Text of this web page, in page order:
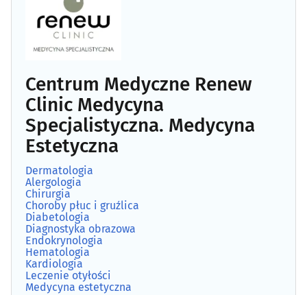
Ambulatoria (8)
Angiologia(5)
Apteki (92)
Audiologia(5)
Chirurgia(47)
Chirurgia dziecięca
Chirurgia plastyczna
Choroby piersi(6)
Choroby płuc i gruźlica(5)
Centrum Medyczne Renew
Clinic Medycyna
Specjalistyczna. Medycyna
Estetyczna
Dermatologia
Alergologia
Chirurgia
Choroby płuc i gruźlica
Diabetologia
Diagnostyka obrazowa
Endokrynologia
Hematologia
Kardiologia
Leczenie otyłości
Medycyna estetyczna